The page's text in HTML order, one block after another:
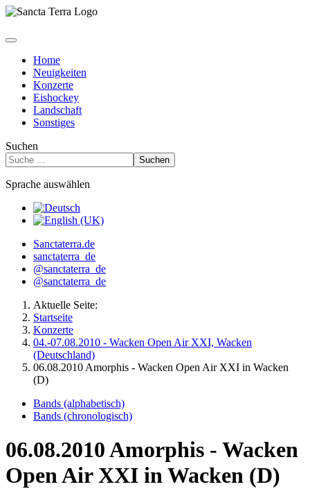
Home
Neuigkeiten
Konzerte
Eishockey
Landschaft
Sonstiges
Suchen
Suchen
Sprache auswählen
Sanctaterra.de
sanctaterra_de
@sanctaterra_de
@sanctaterra_de
Aktuelle Seite:
Startseite
Konzerte
04.-07.08.2010 - Wacken Open Air XXI, Wacken
(Deutschland)
06.08.2010 Amorphis - Wacken Open Air XXI in Wacken
(D)
Bands (alphabetisch)
Bands (chronologisch)
06.08.2010 Amorphis - Wacken
Open Air XXI in Wacken (D)